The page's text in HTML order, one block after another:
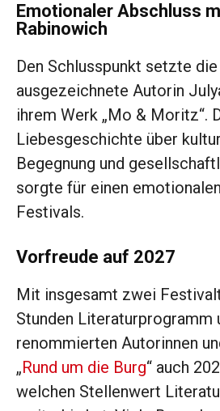
Emotionaler Abschluss
Rabinowich
Den Schlusspunkt setzte
ausgezeichnete Autorin
ihrem Werk „Mo & Moritz“.
Liebesgeschichte über
Begegnung und
sorgte für einen
Festivals.
Vorfreude auf 2027
Mit insgesamt zwei
Stunden Literaturprogramm
renommierten Autorinnen
„Rund um die Burg“ auch
welchen Stellenwert